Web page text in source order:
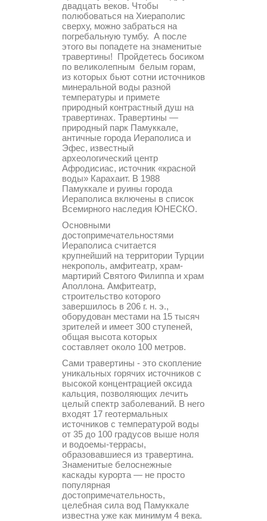
двадцать веков. Чтобы
полюбоваться на Хиераполис
сверху, можно забраться на
погребальную тумбу. А после
этого вы попадете на знаменитые
травертины! Пройдетесь босиком
по великолепным белым горам,
из которых бьют сотни источников
минеральной воды разной
температуры и примете
природный контрастный душ на
травертинах. Травертины —
природный парк Памуккале,
античные города Иераполиса и
Эфес, известный
археологический центр
Афродисиас, источник «красной
воды» Карахаит. В 1988
Памуккале и руины города
Иераполиса включены в список
Всемирного наследия ЮНЕСКО.
Основными
достопримечательностями
Иераполиса считается
крупнейший на территории Турции
некрополь, амфитеатр, храм-
мартирий Святого Филиппа и храм
Аполлона. Амфитеатр,
строительство которого
завершилось в 206 г. н. э.,
оборудован местами на 15 тысяч
зрителей и имеет 300 ступеней,
общая высота которых
составляет около 100 метров.
Сами травертины - это скопление
уникальных горячих источников с
высокой концентрацией оксида
кальция, позволяющих лечить
целый спектр заболеваний. В него
входят 17 геотермальных
источников с температурой воды
от 35 до 100 градусов выше ноля
и водоемы-террасы,
образовавшиеся из травертина.
Знаменитые белоснежные
каскады курорта — не просто
популярная
достопримечательность,
целебная сила вод Памуккале
известна уже как минимум 4 века.